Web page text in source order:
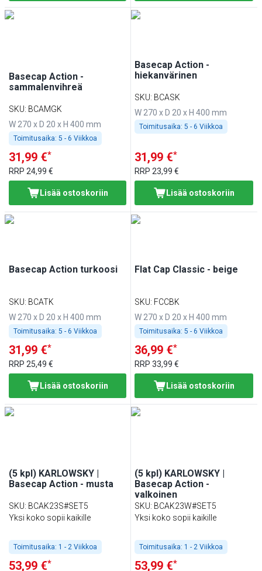
Basecap Action -
sammalenvihreä
SKU: BCAMGK
W 270 x D 20 x H 400 mm
Toimitusaika: 5 - 6 Viikkoa
31,99 €*
RRP 24,99 €
Lisää ostoskoriin
Basecap Action -
hiekanvärinen
SKU: BCASK
W 270 x D 20 x H 400 mm
Toimitusaika: 5 - 6 Viikkoa
31,99 €*
RRP23,99 €
Lisää ostoskoriin
Basecap Action turkoosi
SKU: BCATK
W 270 x D 20 x H 400 mm
Toimitusaika: 5 - 6 Viikkoa
31,99 €*
RRP 25,49 €
Lisää ostoskoriin
Flat Cap Classic - beige
SKU: FCCBK
W 270 x D 20 x H 400 mm
Toimitusaika: 5 - 6 Viikkoa
36,99 €*
RRP33,99 €
Lisää ostoskoriin
(5 kpl) KARLOWSKY |
Basecap Action - musta
SKU: BCAK23S#SET5
Yksi koko sopii kaikille
Toimitusaika: 1 - 2 Viikkoa
53,99 €*
(5 kpl) KARLOWSKY |
Basecap Action -
valkoinen
SKU: BCAK23W#SET5
Yksi koko sopii kaikille
Toimitusaika: 1 - 2 Viikkoa
53,99 €*